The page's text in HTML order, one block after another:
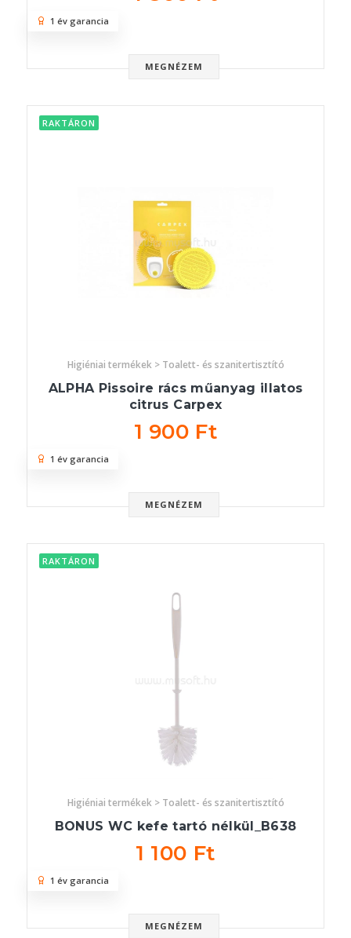
MEGNÉZEM
1 év garancia
RAKTÁRON
Higiéniai termékek > Toalett- és szanitertisztító
ALPHA Pissoire rács műanyag illatos
citrus Carpex
1 900 Ft
MEGNÉZEM
1 év garancia
RAKTÁRON
Higiéniai termékek > Toalett- és szanitertisztító
BONUS WC kefe tartó nélkül_B638
1 100 Ft
MEGNÉZEM
1 év garancia